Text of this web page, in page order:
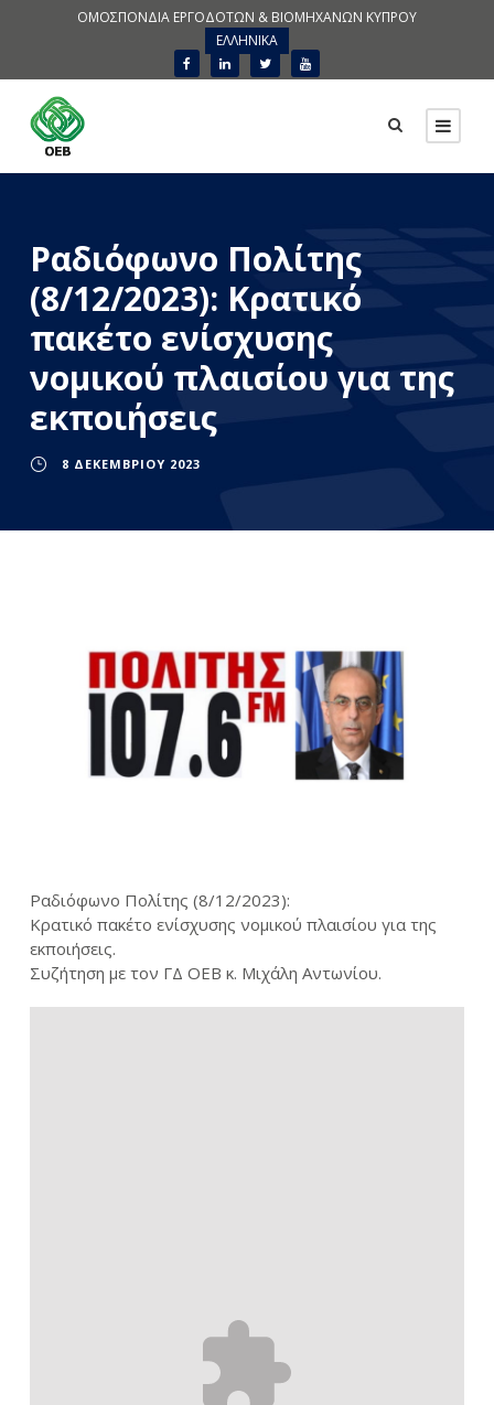
ΟΜΟΣΠΟΝΔΙΑ ΕΡΓΟΔΟΤΩΝ & ΒΙΟΜΗΧΑΝΩΝ ΚΥΠΡΟΥ
ΕΛΛΗΝΙΚΑ
Ραδιόφωνο Πολίτης
(8/12/2023): Κρατικό
πακέτο ενίσχυσης
νομικού πλαισίου για της
εκποιήσεις
8 ΔΕΚΕΜΒΡΊΟΥ 2023
Ραδιόφωνο Πολίτης (8/12/2023):
Κρατικό πακέτο ενίσχυσης νομικού πλαισίου για της
εκποιήσεις.
Συζήτηση με τον ΓΔ ΟΕΒ κ. Μιχάλη Αντωνίου.